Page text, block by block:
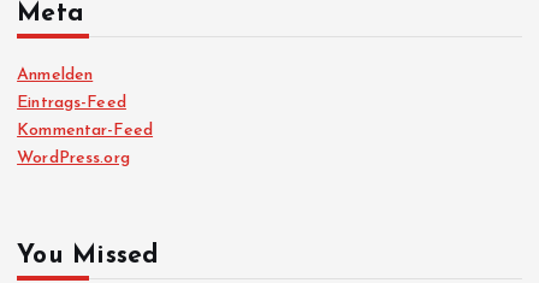
Meta
Anmelden
Eintrags-Feed
Kommentar-Feed
WordPress.org
You Missed